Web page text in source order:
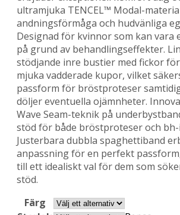
ultramjuka TENCEL™ Modal-
andningsförmåga och hudvänliga
Designad för kvinnor som kan vara
på grund av behandlingseffekter.
stödjande inre bustier med fickor
mjuka vadderade kupor, vilket
passform för bröstproteser
döljer eventuella ojämnheter.
Wave Seam-teknik på
stöd för både bröstproteser och
Justerbara dubbla spaghettiband
anpassning för en perfekt
till ett idealiskt val för dem som
stöd.
Färg